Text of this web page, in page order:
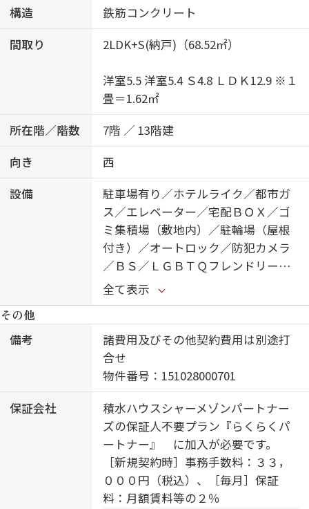
構造
鉄筋コンクリート
間取り
2LDK+S(納戸)（68.52㎡）
洋室5.5 洋室5.4 Ｓ4.8 ＬＤＫ12.9 ※１
畳＝1.62㎡
所在階／階数
7階 ／ 13階建
向き
西
設備
駐車場有り／ホテルライク／都市ガ
ス／エレベーター／宅配ＢＯＸ／ゴ
ミ集積場（敷地内）／駐輪場（屋根
付き）／オートロック／防犯カメラ
／ＢＳ／ＬＧＢＴＱフレンドリー／
角部屋／フローリング／モニタ付ド
アホン／インターネット無料（Ｗｉ
－Ｆｉ対応）／スマートロック／ホ
ームセキュリティ（セコム）／給湯
器（ガス）／給湯器（追焚機能付）
／浴室乾燥機（暖房乾燥）／シャワ
ー／洗濯機置場（室内）／洗面化粧
台／対面キッチン／ガスコンロ／３
口コンロ／トイレ（洗浄機能付便
座）／バス・トイレ（セパレイト）
／ウォークインクローゼット／エア
コン（３台設置）／床暖房／バルコ
ニー
全て表示
その他
備考
諸費用及びその他契約費用は別途打
合せ
物件番号：151028000701
保証会社
積水ハウスシャーメゾンパートナー
ズの保証人不要プラン『らくらくパ
ートナー』 に加入が必要です。
［新規契約時］事務手数料：３３，
０００円（税込）、［毎月］保証
料：月額賃料等の２％